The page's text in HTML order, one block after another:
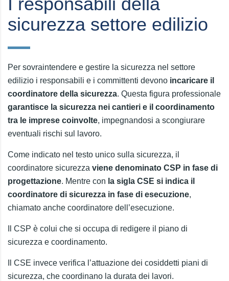
sicurezza settore edilizio
Per sovraintendere e gestire la sicurezza nel settore
edilizio i responsabili e i committenti devono incaricare il
coordinatore della sicurezza. Questa figura professionale
garantisce la sicurezza nei cantieri e il coordinamento
tra le imprese coinvolte, impegnandosi a scongiurare
eventuali rischi sul lavoro.
Come indicato nel testo unico sulla sicurezza, il
coordinatore sicurezza viene denominato CSP in fase di
progettazione. Mentre con la sigla CSE si indica il
coordinatore di sicurezza in fase di esecuzione,
chiamato anche coordinatore dell’esecuzione.
Il CSP è colui che si occupa di redigere il piano di
sicurezza e coordinamento.
Il CSE invece verifica l’attuazione dei cosiddetti piani di
sicurezza, che coordinano la durata dei lavori.